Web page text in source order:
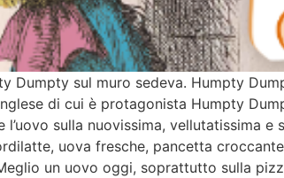
Dumpty sul muro sedeva. Humpty
di cui è protagonista Humpty
sulla nuovissima, vellutatissima e
uova fresche, pancetta
un uovo oggi, soprattutto sulla